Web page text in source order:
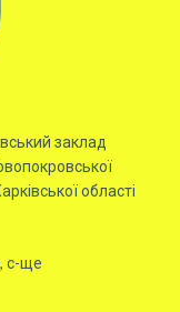
заклад
області
с-ще